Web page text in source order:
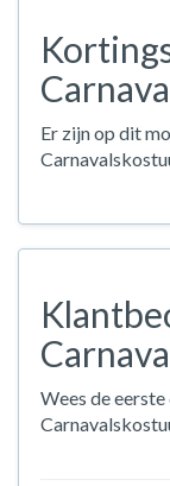
Er zijn op dit
Wees de